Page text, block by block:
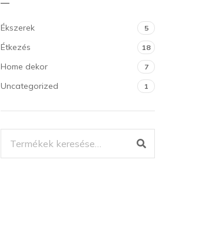
Ékszerek 5
Étkezés 18
Home dekor 7
Uncategorized 1
KERESÉS